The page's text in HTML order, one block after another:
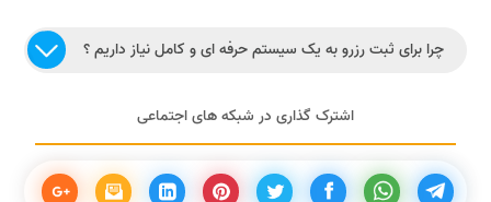
چرا برای ثبت رزرو به یک سیستم حرفه ای و کامل نیاز داریم ؟
اشترک گذاری در شبکه های اجتماعی